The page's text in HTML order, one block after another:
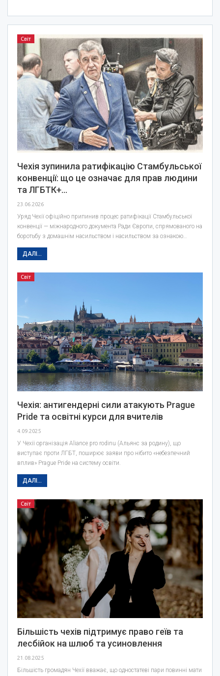
Світ
Чехія зупинила ратифікацію Стамбульської
конвенції: що це означає для прав людини
та ЛГБТК+…
23.06.2026
Уряд Чехії офіційно припинив процес ратифікації Стамбульської
конвенції — міжнародного документа Ради Європи, спрямованого на
боротьбу з домашнім насильством і насильством за ознакою…
ДАЛІ...
Світ
Чехія: антигендерні сили атакують Prague
Pride та освітні курси для вчителів
4.09.2025
У Чехії організація Aliance pro rodinu (Альянс за родину), що
виступає проти ЛГБТ, поширює заяви про нібито «небезпечний
вплив» Prague Pride на систему освіти.
ДАЛІ...
Світ
Більшість чехів підтримує право геїв та
лесбійок на шлюб та усиновлення
21.08.2025
Більшість громадян Чехії вважає, що одностатеві пари повинні мати